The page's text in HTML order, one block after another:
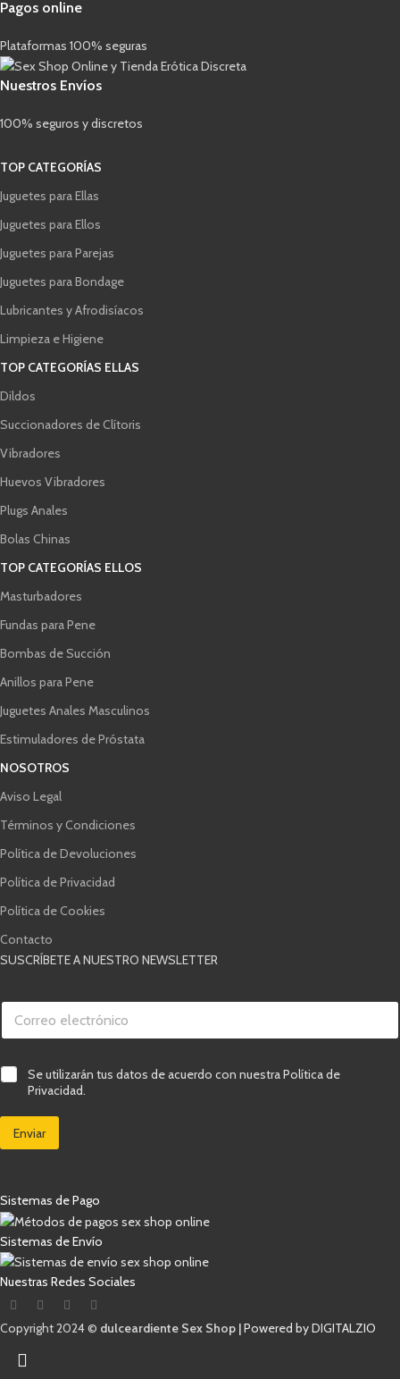
Pagos online
Plataformas 100% seguras
Nuestros Envíos
100% seguros y discretos
TOP CATEGORÍAS
Juguetes para Ellas
Juguetes para Ellos
Juguetes para Parejas
Juguetes para Bondage
Lubricantes y Afrodisíacos
Limpieza e Higiene
TOP CATEGORÍAS ELLAS
Dildos
Succionadores de Clítoris
Vibradores
Huevos Vibradores
Plugs Anales
Bolas Chinas
TOP CATEGORÍAS ELLOS
Masturbadores
Fundas para Pene
Bombas de Succión
Anillos para Pene
Juguetes Anales Masculinos
Estimuladores de Próstata
NOSOTROS
Aviso Legal
Términos y Condiciones
Política de Devoluciones
Política de Privacidad
Política de Cookies
Contacto
SUSCRÍBETE A NUESTRO NEWSLETTER
i
l
a
e
e
r
ó
n
i
c
o
v
i
C
r
e
o
l
c
n
i
c
o
*
C
a
i
l
d
e
v
e
r
i
f
a
Se utilizarán tus datos de acuerdo con nuestra Política de
Privacidad.
Enviar
Sistemas de Pago
Sistemas de Envío
Nuestras Redes Sociales
Copyright 2024 © dulceardiente Sex Shop |Powered by DIGITALZIO